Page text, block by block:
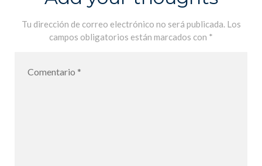
Tu dirección de correo electrónico no será publicada. Los
campos obligatorios están marcados con *